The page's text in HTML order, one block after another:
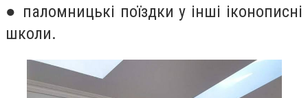
● паломницькі поїздки у інші іконописні
школи.